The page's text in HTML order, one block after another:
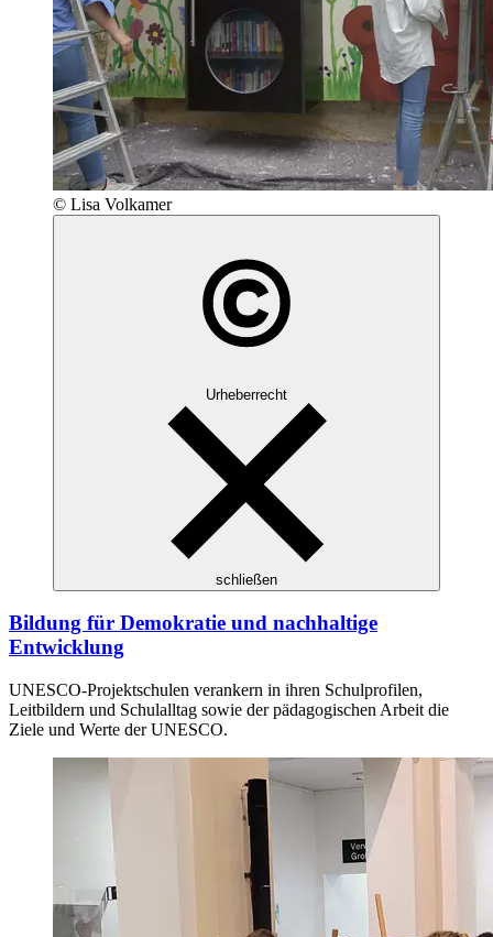
© Lisa Volkamer
Urheberrecht
schließen
Bildung für Demokratie und nachhaltige
Entwicklung
UNESCO-Projektschulen verankern in ihren Schulprofilen,
Leitbildern und Schulalltag sowie der pädagogischen Arbeit die
Ziele und Werte der UNESCO.